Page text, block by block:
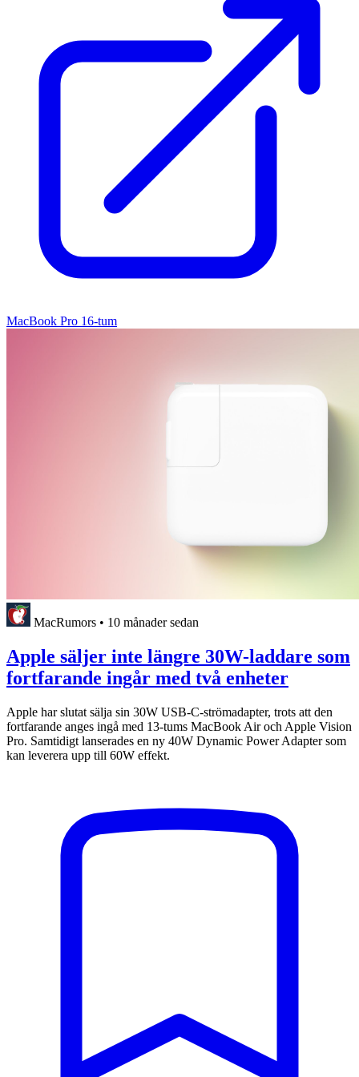
MacBook Pro 16-tum
MacRumors • 10 månader sedan
Apple säljer inte längre 30W-laddare som
fortfarande ingår med två enheter
Apple har slutat sälja sin 30W USB-C-strömadapter, trots att den
fortfarande anges ingå med 13-tums MacBook Air och Apple Vision
Pro. Samtidigt lanserades en ny 40W Dynamic Power Adapter som
kan leverera upp till 60W effekt.